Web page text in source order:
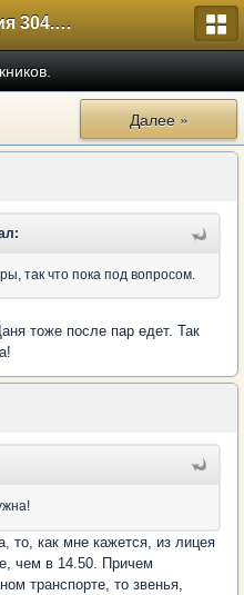
Аудитория 304. История России
Далее »
так что пока под вопросом.
тоже после пар едет. Так
то, как мне кажется, из лицея
чем в 14.50. Причем
транспорте, то звенья,